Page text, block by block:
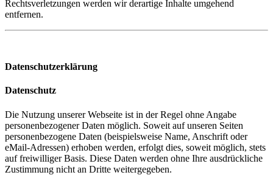
Rechtsverletzungen werden wir derartige Inhalte umgehend
entfernen.
Datenschutzerklärung
Datenschutz
Die Nutzung unserer Webseite ist in der Regel ohne Angabe
personenbezogener Daten möglich. Soweit auf unseren Seiten
personenbezogene Daten (beispielsweise Name, Anschrift oder
eMail-Adressen) erhoben werden, erfolgt dies, soweit möglich, stets
auf freiwilliger Basis. Diese Daten werden ohne Ihre ausdrückliche
Zustimmung nicht an Dritte weitergegeben.